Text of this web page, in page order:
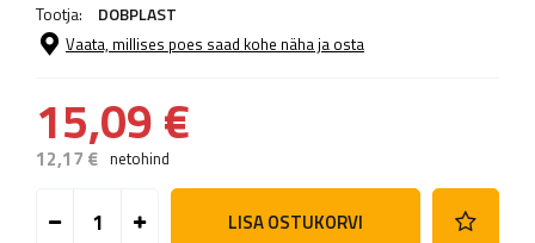
Tootja: DOBPLAST
Vaata, millises poes saad kohe näha ja osta
15,09 €
12,17 € netohind
LISA OSTUKORVI